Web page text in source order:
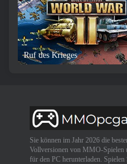
Ruf des Krieges
Sie können im Jahr 2026 die
Vollversionen von MMO-
für den PC herunterladen.